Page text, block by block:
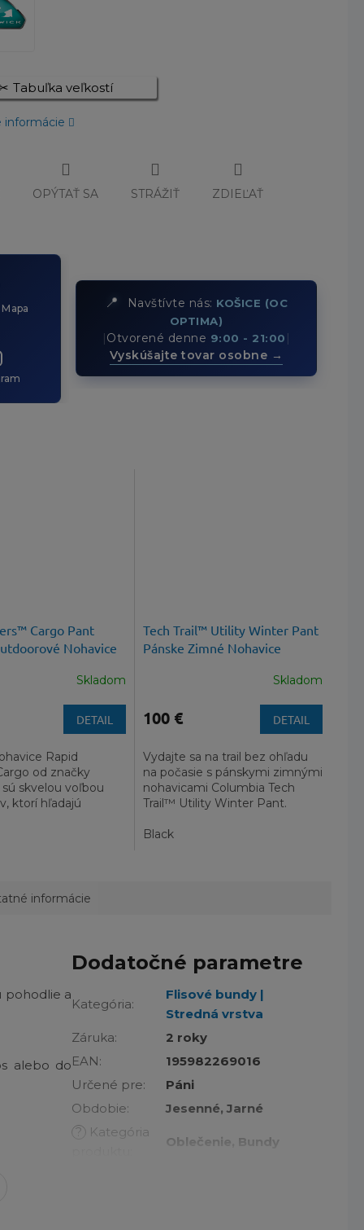
Tabuľka veľkostí
informácie
OPÝTAŤ SA STRÁŽIŤ ZDIEĽAŤ
📍 Navštívte nás: KOŠICE (OC
OPTIMA)
Otvorené denne 9:00 - 21:00
Vyskúšajte tovar osobne →
Cargo Pant
Nohavice
Skladom
DETAIL
Rapid
od značky
skvelou voľbou
ktorí hľadajú
Tech Trail™ Utility Winter Pant
Pánske Zimné Nohavice
Skladom
100 € DETAIL
Vydajte sa na trail bez ohľadu
na počasie s pánskymi zimnými
nohavicami Columbia Tech
Trail™ Utility Winter Pant.
Black
informácie
pohodlie a
alebo do
Dodatočné parametre
Kategória:
Flisové bundy |
Stredná vrstva
Záruka:
2 roky
EAN:
195982269016
Určené pre:
Páni
Obdobie:
Jesenné, Jarné
?
Kategória
Oblečenie, Bundy